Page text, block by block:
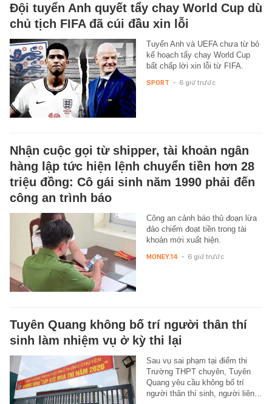
Đội tuyển Anh quyết tẩy chay World Cup dù
chủ tịch FIFA đã cúi đầu xin lỗi
Tuyển Anh và UEFA chưa từ bỏ
kế hoạch tẩy chay World Cup
bất chấp lời xin lỗi từ FIFA.
SPORT - 6 giờ trước
Nhận cuộc gọi từ shipper, tài khoản ngân
hàng lập tức hiện lệnh chuyển tiền hơn 28
triệu đồng: Cô gái sinh năm 1990 phải đến
công an trình báo
Công an cảnh báo thủ đoạn lừa
đảo chiếm đoạt tiền trong tài
khoản mới xuất hiện.
MONEY.14 - 6 giờ trước
Tuyên Quang không bố trí người thân thí
sinh làm nhiệm vụ ở kỳ thi lại
Sau vụ sai phạm tại điểm thi
Trường THPT chuyên, Tuyên
Quang yêu cầu không bố trí
người thân thí sinh, người liên…